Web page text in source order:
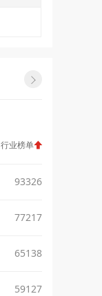

行业榜单
93326
77217
65138
59127